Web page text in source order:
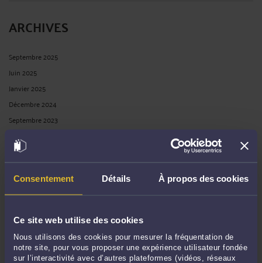
Consentement Détails À propos des cookies
Ce site web utilise des cookies
Nous utilisons des cookies pour mesurer la fréquentation de
notre site, pour vous proposer une expérience utilisateur fondée
sur l’interactivité avec d’autres plateformes (vidéos, réseaux
ARCHIVES
Septembre 2025
Juin 2025
Janvier 2025
Décembre 2024
Septembre 2023
Mai 2022
Juillet 2021
Avril 2021
Février 2021
Janvier 2021
Octobre 2020